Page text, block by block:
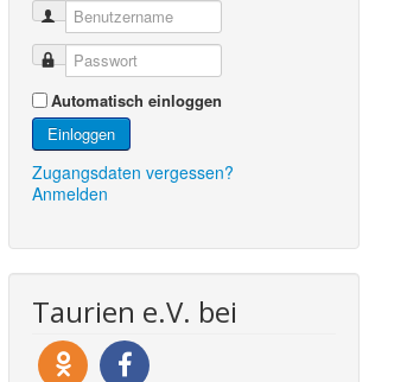
Automatisch einloggen
Einloggen
Zugangsdaten vergessen?
Anmelden
Taurien e.V. bei